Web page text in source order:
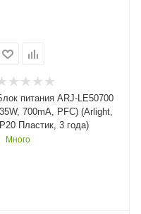
питания ARJ-LE50700
700mA, PFC) (Arlight,
IP20 Пластик, 3 года)
Много